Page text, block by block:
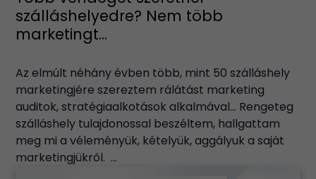
szálláshelyedre? Nem több
marketingt...
Az elmúlt néhány évben több, mint 50 szálláshely
marketingjére szereztem rálátást marketing
auditok, stratégiaalkotások alkalmával… Rengeteg
szálláshely tulajdonossal beszéltem, hallgattam
meg mi a véleményük, kételyük, aggályuk a saját
marketingjükről. ...